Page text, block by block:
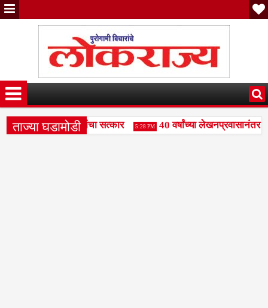
ताज्या घडामोडी
पाटील दुधगावकर यांचा सत्कार 5:28 PM
40 वर्षांच्या लेखनप्रवासानंतर